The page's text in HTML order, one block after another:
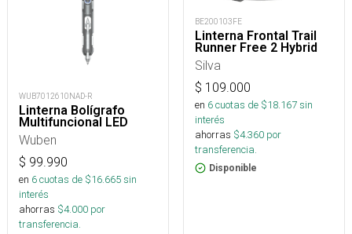
WUB7012610NAD-R
Linterna Bolígrafo
Multifuncional LED
Wuben
$ 99.990
en 6cuotas de $16.665sin
interés
ahorras $4.000 por
transferencia.
BE200103FE
Linterna Frontal Trail
Runner Free 2 Hybrid
Silva
$ 109.000
en 6cuotas de $18.167sin
interés
ahorras $4.360 por
transferencia.
Disponible